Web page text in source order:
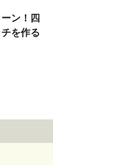
ン！四
を作る